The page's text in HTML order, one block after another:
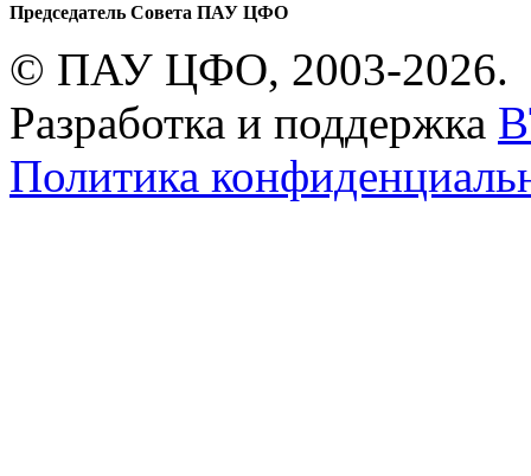
Председатель Совета ПАУ ЦФО
© ПАУ ЦФО, 2003-2026.
Разработка и поддержка
Политика